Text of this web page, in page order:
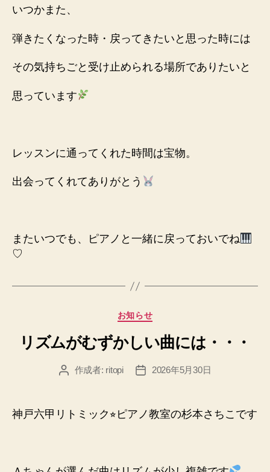
いつかまた、
弾きたくなった時・戻ってきたいと思った時には
その気持ちごと受け止められる場所でありたいと
思っています
レッスンに通ってくれた時間は宝物。
出会ってくれてありがとう
またいつでも、ピアノと一緒に戻っておいでね
♡
カ
リ
ー
お知らせ
リズムがむずかしい曲には・・・
投 作成者: ritopi
投
2026年5月30日
神戸六甲リトミック⭐︎ピアノ教室の杉本さちこです